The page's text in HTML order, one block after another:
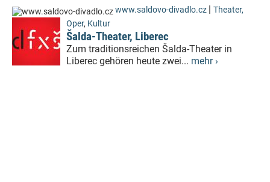
www.saldovo-divadlo.cz | Theater,
Oper, Kultur
Šalda-Theater, Liberec
Zum traditionsreichen Šalda-Theater in
Liberec gehören heute zwei... mehr ›